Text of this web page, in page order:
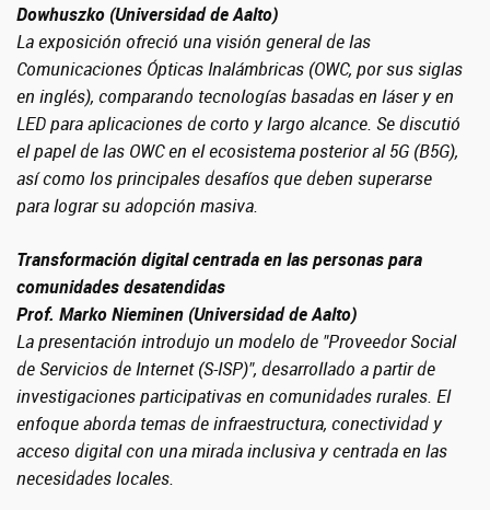
Dowhuszko (Universidad de Aalto)
La exposición ofreció una visión general de las
Comunicaciones Ópticas Inalámbricas (OWC, por sus siglas
en inglés), comparando tecnologías basadas en láser y en
LED para aplicaciones de corto y largo alcance. Se discutió
el papel de las OWC en el ecosistema posterior al 5G (B5G),
así como los principales desafíos que deben superarse
para lograr su adopción masiva.
Transformación digital centrada en las personas para
comunidades desatendidas
Prof. Marko Nieminen (Universidad de Aalto)
La presentación introdujo un modelo de "Proveedor Social
de Servicios de Internet (S-ISP)", desarrollado a partir de
investigaciones participativas en comunidades rurales. El
enfoque aborda temas de infraestructura, conectividad y
acceso digital con una mirada inclusiva y centrada en las
necesidades locales.